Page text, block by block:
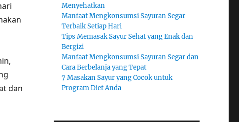
dan
Menyehatkan
Manfaat Mengkonsumsi Sayuran Segar
Terbaik Setiap Hari
Tips Memasak Sayur Sehat yang Enak dan
Bergizi
Manfaat Mengkonsumsi Sayuran Segar dan
Cara Berbelanja yang Tepat
7 Masakan Sayur yang Cocok untuk
Program Diet Anda